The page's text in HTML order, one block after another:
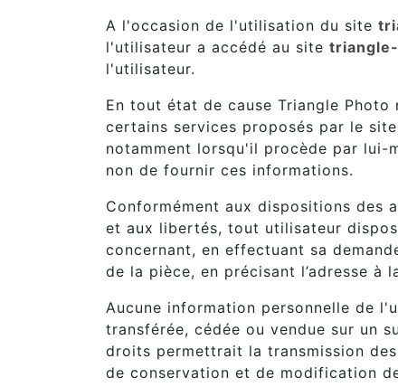
A l'occasion de l'utilisation du site
l'utilisateur a accédé au site
l'utilisateur.
En tout état de cause Triangle
certains services proposés par le site
notamment lorsqu'il procède par lui-
non de fournir ces informations.
Conformément aux dispositions des
et aux libertés, tout utilisateur
concernant, en effectuant sa
de la pièce, en précisant l’adresse à
Aucune information personnelle de
transférée, cédée ou vendue sur un
droits permettrait la transmission
de conservation et de modification